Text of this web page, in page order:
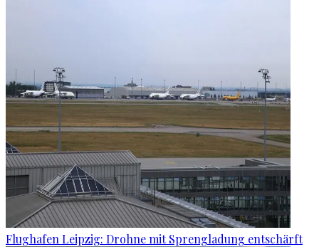
Flughafen Leipzig: Drohne mit Sprengladung entschärft